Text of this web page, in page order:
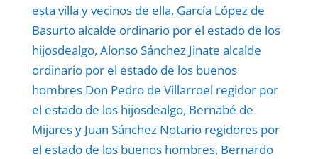
esta villa y vecinos de ella, García López de
Basurto alcalde ordinario por el estado de los
hijosdealgo, Alonso Sánchez Jinate alcalde
ordinario por el estado de los buenos
hombres Don Pedro de Villarroel regidor por
el estado de los hijosdealgo, Bernabé de
Mijares y Juan Sánchez Notario regidores por
el estado de los buenos hombres, Bernardo